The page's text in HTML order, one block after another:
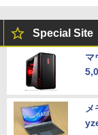
Special Site
マ